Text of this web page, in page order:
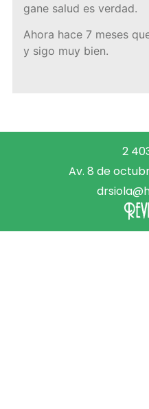
gane salud es verdad.
Ahora hace 7 meses
y sigo muy bien.
2
Av. 8 de